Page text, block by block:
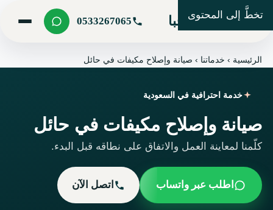
تخطَّ إلى المحتوى
شركة مرحبا 0533267065
الرئيسية › خدماتنا ›صيانة وإصلاح مكيفات في حائل
خدمة احترافية في السعودية
صيانة وإصلاح مكيفات في حائل
كلّمنا لمعاينة العمل والاتفاق على نطاقه قبل البدء.
اطلب عبر واتساب اتصل الآن